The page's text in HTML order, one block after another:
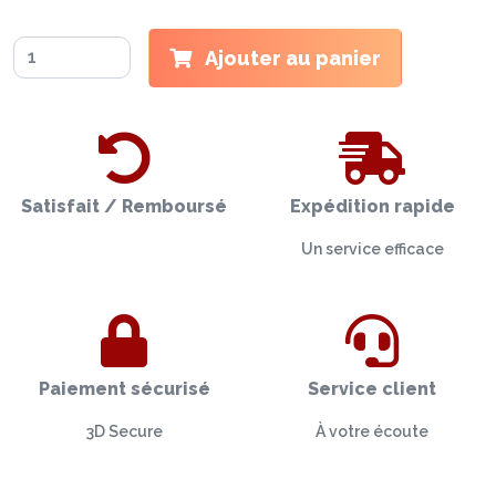
Ajouter au panier
Satisfait / Remboursé Expédition rapide
Un service efficace
Paiement sécurisé
3D Secure
Service client
À votre écoute